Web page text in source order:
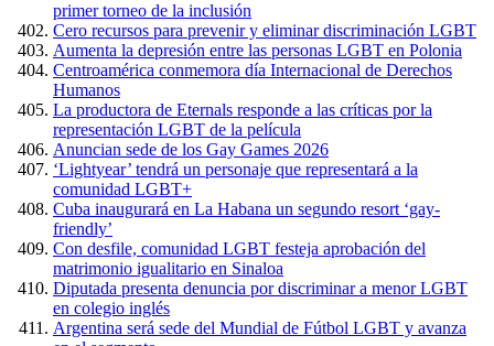
primer torneo de la inclusión
Cero recursos para prevenir y eliminar discriminación LGBT
Aumenta la depresión entre las personas LGBT en Polonia
Centroamérica conmemora día Internacional de Derechos
Humanos
La productora de Eternals responde a las críticas por la
representación LGBT de la película
Anuncian sede de los Gay Games 2026
‘Lightyear’ tendrá un personaje que representará a la
comunidad LGBT+
Cuba inaugurará en La Habana un segundo resort ‘gay-
friendly’
Con desfile, comunidad LGBT festeja aprobación del
matrimonio igualitario en Sinaloa
Diputada presenta denuncia por discriminar a menor LGBT
en colegio inglés
Argentina será sede del Mundial de Fútbol LGBT y avanza